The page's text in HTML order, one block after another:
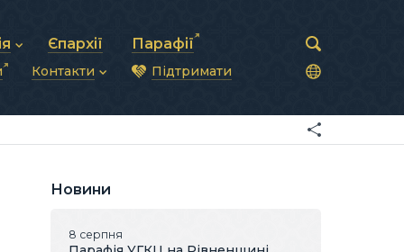
рада
та комунікації
Єпархії Парафії
Контакти
Синоди Єпископів
Патріарша курія
Підтримати
Новини
8 серпня